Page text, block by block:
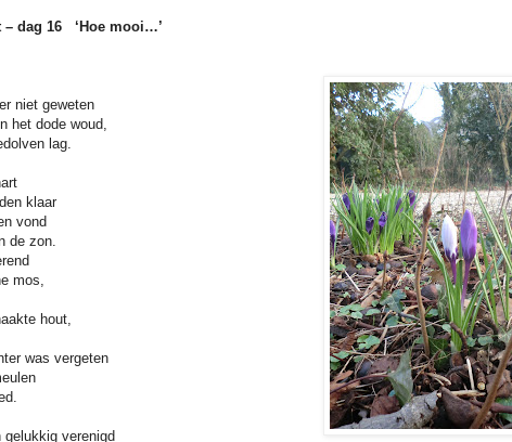
– dag 16 ‘Hoe mooi…’
niet geweten
het dode woud,
lag.
klaar
vond
de zon.
mos,
hout,
was vergeten
verenigd